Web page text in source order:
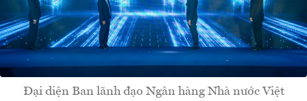
Đại diện Ban lãnh đạo Ngân hàng Nhà nước Việt